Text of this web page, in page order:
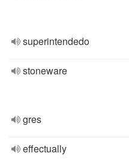
superintendedo
stoneware
gres
effectually